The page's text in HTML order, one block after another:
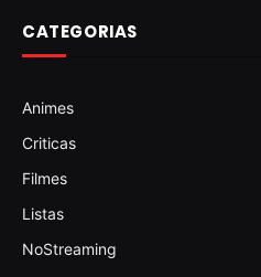
CATEGORIAS
Animes
Criticas
Filmes
Listas
NoStreaming